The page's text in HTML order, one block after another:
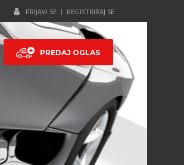
PRIJAVI SE REGISTRIRAJ SE
PREDAJ OGLAS